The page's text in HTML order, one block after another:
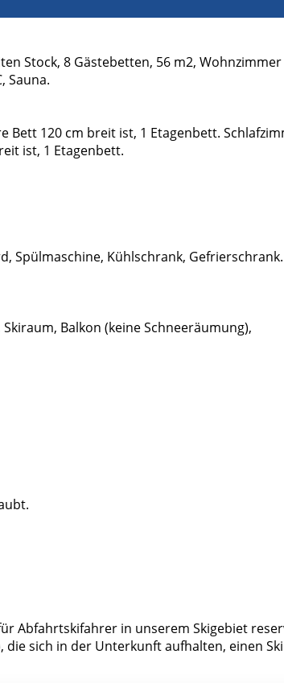
Stock, 8 Gästebetten, 56 m2,
Sauna.
Bett 120 cm breit ist, 1 Etagenbett.
ist, 1 Etagenbett.
Spülmaschine, Kühlschrank, Gefrierschrank.
Balkon (keine Schneeräumung),
Abfahrtskifahrer in unserem Skigebiet
die sich in der Unterkunft aufhalten, einen